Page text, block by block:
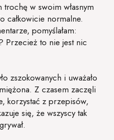
trochę w swoim własnym
całkowicie normalne.
pomyślałam:
Przecież to nie jest nic
zszokowanych i uważało
Z czasem zaczęli
korzystać z przepisów,
się, że wszyscy tak